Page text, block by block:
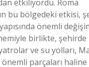
etkiliyordu. Roma
bu bölgedeki etkisi,
önemli
birlikte,
ve su yolları,
parçaları haline